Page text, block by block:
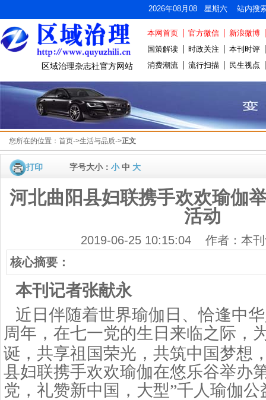
2026年08月08 星期六 站内搜
区域治理杂志社官方网站
本网首页 官方微信
新浪微博
国策解读
时政关注
本刊时评
消费潮流
流行扫描 民生视点
您所在的位置： 首页->生活与品质->正文
打印 字号大小： 小中 大
河北曲阳县妇联携手欢欢瑜伽
活动
2019-06-25 10:15:04 作者：本刊
核心摘要：
本刊记者张献永
近日伴随着世界瑜伽日、恰逢中
周年，在七一党的生日来临之际，
诞，共享祖国荣光，共筑中国梦想
县妇联携手欢欢瑜伽在悠乐谷举办
党，礼赞新中国，大型”千人瑜伽公